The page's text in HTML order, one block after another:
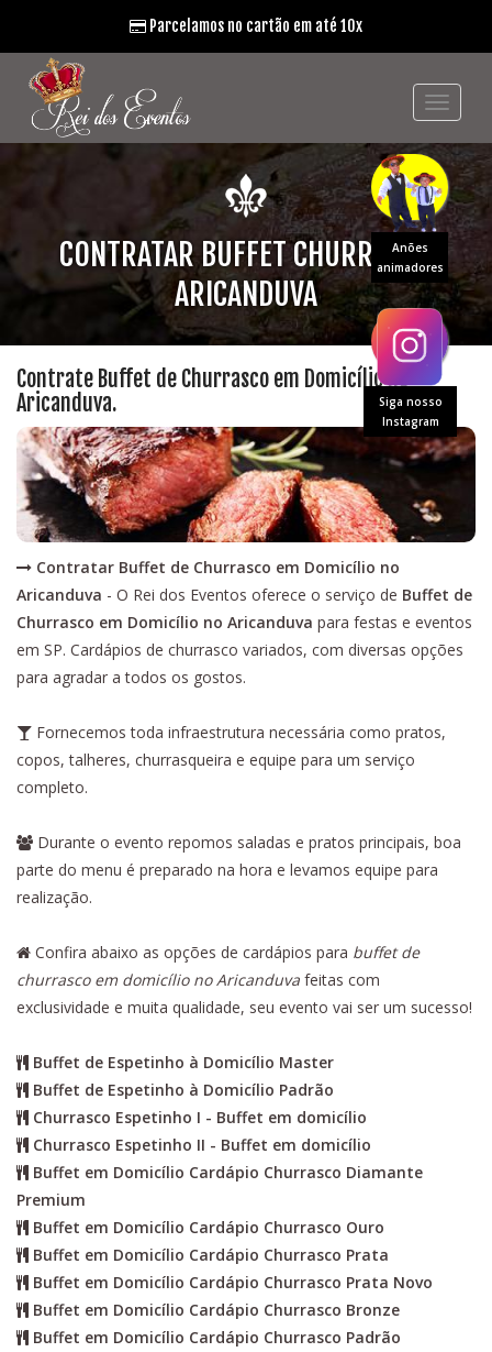
Anões
animadores
Siga nosso
Instagram
Parcelamos no cartão em até 10x
CONTRATAR BUFFET CHURRASCO
ARICANDUVA
Contrate Buffet de Churrasco em Domicílio no
Aricanduva.
Contratar Buffet de Churrasco em Domicílio no
Aricanduva - O Rei dos Eventos oferece o serviço de Buffet de
Churrasco em Domicílio no Aricanduva para festas e eventos
em SP. Cardápios de churrasco variados, com diversas opções
para agradar a todos os gostos.
Fornecemos toda infraestrutura necessária como pratos,
copos, talheres, churrasqueira e equipe para um serviço
completo.
Durante o evento repomos saladas e pratos principais, boa
parte do menu é preparado na hora e levamos equipe para
realização.
Confira abaixo as opções de cardápios para buffet de
churrasco em domicílio no Aricanduva feitas com
exclusividade e muita qualidade, seu evento vai ser um sucesso!
Buffet de Espetinho à Domicílio Master
Buffet de Espetinho à Domicílio Padrão
Churrasco Espetinho I - Buffet em domicílio
Churrasco Espetinho II - Buffet em domicílio
Buffet em Domicílio Cardápio Churrasco Diamante
Premium
Buffet em Domicílio Cardápio Churrasco Ouro
Buffet em Domicílio Cardápio Churrasco Prata
Buffet em Domicílio Cardápio Churrasco Prata Novo
Buffet em Domicílio Cardápio Churrasco Bronze
Buffet em Domicílio Cardápio Churrasco Padrão